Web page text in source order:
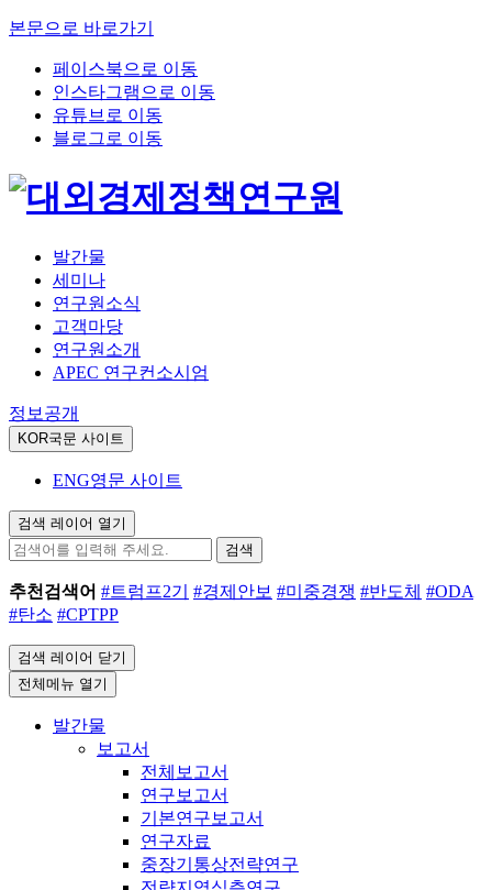
본문으로 바로가기
페이스북으로 이동
인스타그램으로 이동
유튜브로 이동
블로그로 이동
발간물
세미나
연구원소식
고객마당
연구원소개
APEC 연구컨소시엄
정보공개
KOR국문 사이트
ENG영문 사이트
검색 레이어 열기
검색
추천검색어 #트럼프2기 #경제안보 #미중경쟁 #반도체 #ODA
#탄소 #CPTPP
검색 레이어 닫기
전체메뉴 열기
발간물
보고서
전체보고서
연구보고서
기본연구보고서
연구자료
중장기통상전략연구